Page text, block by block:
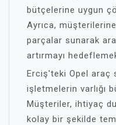
bütçelerine uygun
Ayrıca,
parçalar sunarak
artırmayı
Erciş'teki Opel araç
işletmelerin varlığı
Müşteriler, ihtiyaç
kolay bir şekilde